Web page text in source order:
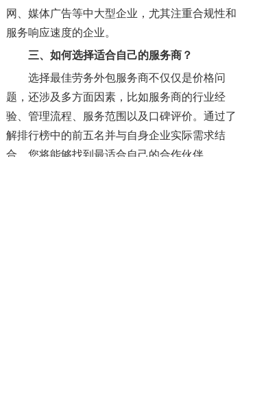
网、媒体广告等中大型企业，尤其注重合规性和
服务响应速度的企业。
三、如何选择适合自己的服务商？
选择最佳劳务外包服务商不仅仅是价格问
题，还涉及多方面因素，比如服务商的行业经
验、管理流程、服务范围以及口碑评价。通过了
解排行榜中的前五名并与自身企业实际需求结
合，您将能够找到最适合自己的合作伙伴。